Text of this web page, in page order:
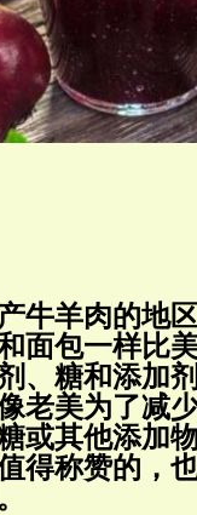
牛羊肉的地
面包一样比
、糖和添加
老美为了减
或其他添加
得称赞的，